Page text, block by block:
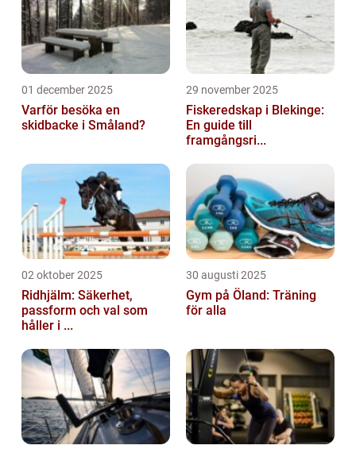
01 december 2025
Varför besöka en
skidbacke i Småland?
29 november 2025
Fiskeredskap i Blekinge:
En guide till
framgångsri...
02 oktober 2025
Ridhjälm: Säkerhet,
passform och val som
håller i ...
30 augusti 2025
Gym på Öland: Träning
för alla